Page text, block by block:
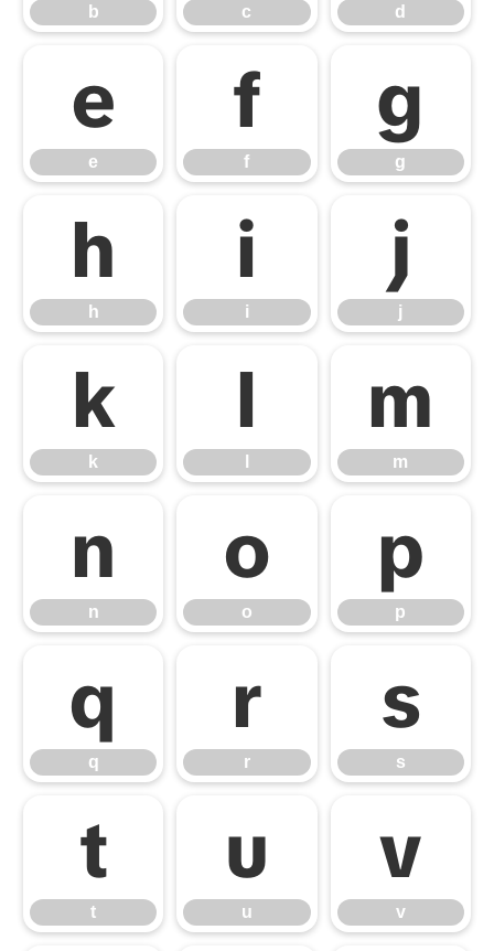
b c d
e
e
f
f
g
g
h
h
i
i
j
j
k
k
l m
m
n
n
o
o
p
p
q
q
r
r
s
s
t
t
u
u
v
v